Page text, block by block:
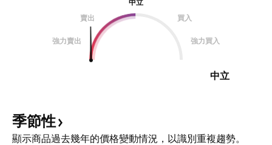
中立
賣出
買入
強力賣出 強力買入
中立
季節性
顯示商品過去幾年的價格變動情況，以識別重複趨勢。